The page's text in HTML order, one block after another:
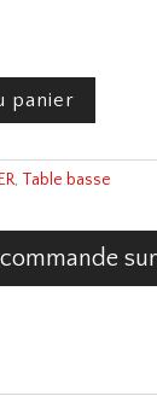
panier
, Table basse